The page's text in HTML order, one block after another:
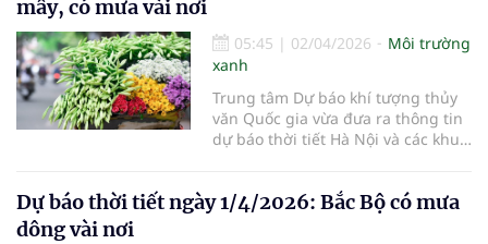
mây, có mưa vài nơi
05:45 | 02/04/2026
Môi trường
xanh
Trung tâm Dự báo khí tượng thủy
văn Quốc gia vừa đưa ra thông tin
dự báo thời tiết Hà Nội và các khu
Dự báo thời tiết ngày 1/4/2026: Bắc Bộ có mưa
dông vài nơi